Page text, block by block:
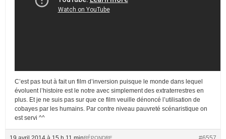
C’est pas tout à fait un film d’inversion puisque le monde dans lequel
évoluent l’histoire est le notre avec simplement des extraterrestres en
plus. Et je ne suis pas sur que ce film veuille dénoncé l’utilisation de
cobayes par les humains. Par contre niveau pauvreté scénaristique on
est servi ^^
RÉPONDRE